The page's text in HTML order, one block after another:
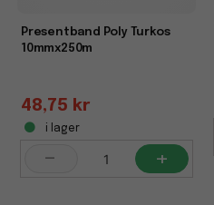
Presentband Poly Turkos
10mmx250m
48,75 kr
i lager
- +